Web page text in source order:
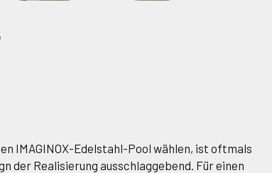
IMAGINOX-Edelstahl-Pool wählen, ist oftmals
der Realisierung ausschlaggebend. Für einen